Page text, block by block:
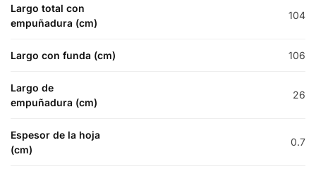
Largo total con
empuñadura (cm)
104
Largo con funda (cm) 106
Largo de
empuñadura (cm)
26
Espesor de la hoja
(cm)
0.7